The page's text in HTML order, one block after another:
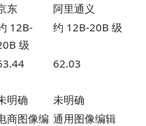
东
阿里通义
12B-
级
约 12B-20B 级
62.03
明确
未明确
商图像编 通用图像编辑